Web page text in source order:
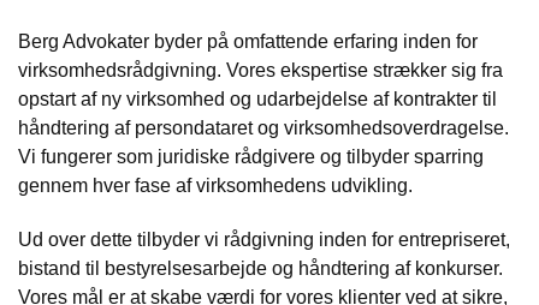
Berg Advokater byder på omfattende erfaring inden for
virksomhedsrådgivning. Vores ekspertise strækker sig fra
opstart af ny virksomhed og udarbejdelse af kontrakter til
håndtering af persondataret og virksomhedsoverdragelse.
Vi fungerer som juridiske rådgivere og tilbyder sparring
gennem hver fase af virksomhedens udvikling.
Ud over dette tilbyder vi rådgivning inden for entrepriseret,
bistand til bestyrelsesarbejde og håndtering af konkurser.
Vores mål er at skabe værdi for vores klienter ved at sikre,